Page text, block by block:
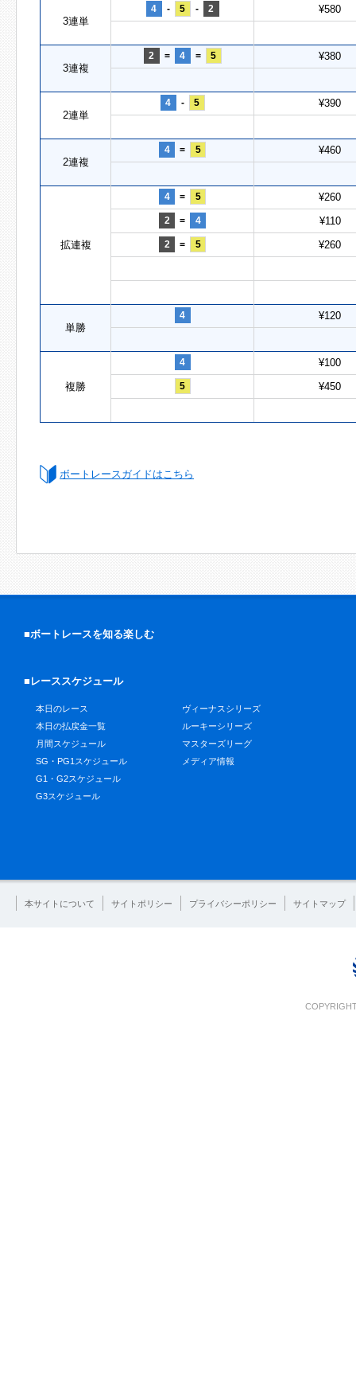
3連単
4 - 5 - 2 ¥580
3連複
2 = 4 = 5 ¥380
2連単
4 - 5 ¥390
2連複
4 = 5 ¥460
拡連複
4 = 5 ¥260
2 = 4 ¥110
2 = 5 ¥260
単勝
4 ¥120
複勝
4 ¥100
5 ¥450
ボートレースガイドはこちら
■ボートレースを知る楽しむ
■レーススケジュール
本日のレース
本日の払戻金一覧
月間スケジュール
SG・PG1スケジュール
G1・G2スケジュール
G3スケジュール
ヴィーナスシリーズ
ルーキーシリーズ
マスターズリーグ
メディア情報
本サイトについて サイトポリシー プライバシーポリシー サイトマップ